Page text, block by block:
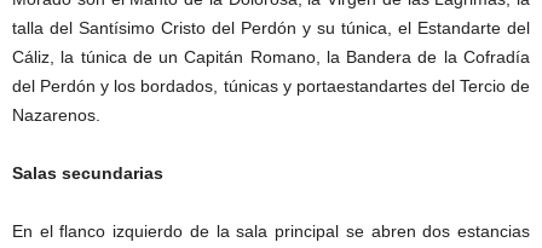
talla del Santísimo Cristo del Perdón y su túnica, el Estandarte del
Cáliz, la túnica de un Capitán Romano, la Bandera de la Cofradía
del Perdón y los bordados, túnicas y portaestandartes del Tercio de
Nazarenos.
Salas secundarias
En el flanco izquierdo de la sala principal se abren dos estancias